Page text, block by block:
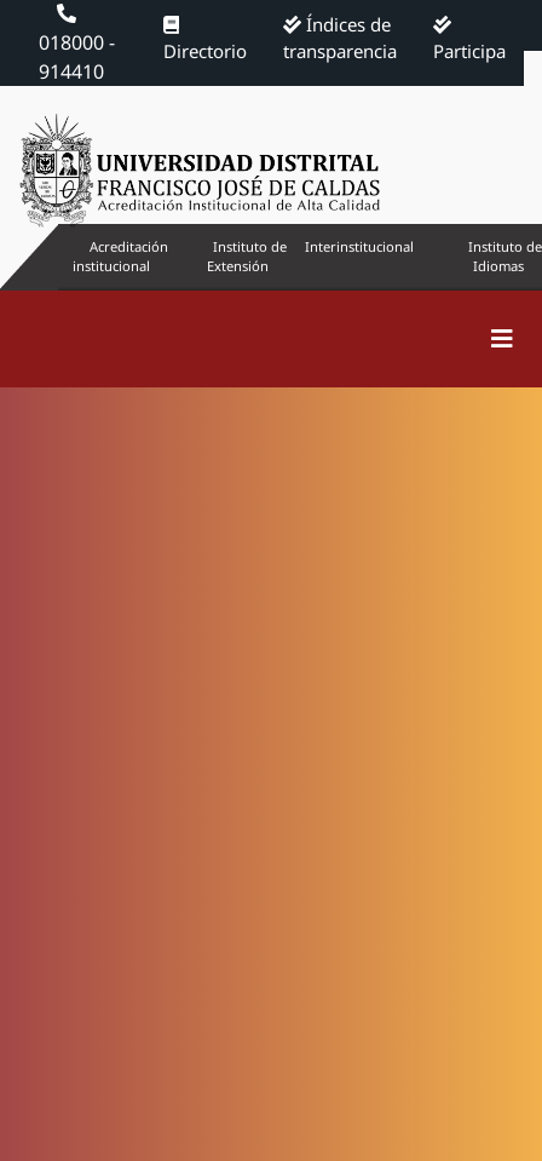
018000 -
914410
Directorio
Índices de
transparencia
Participa
Acreditación
institucional
Instituto de
Extensión
Interinstitucional
Instituto de
Idiomas